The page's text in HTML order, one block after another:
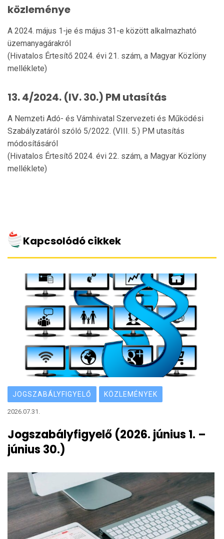
közleménye
A 2024. május 1-je és május 31-e között alkalmazható
üzemanyagárakról
(Hivatalos Értesítő 2024. évi 21. szám, a Magyar Közlöny
melléklete)
13. 4/2024. (IV. 30.) PM utasítás
A Nemzeti Adó- és Vámhivatal Szervezeti és Működési
Szabályzatáról szóló 5/2022. (VIII. 5.) PM utasítás
módosításáról
(Hivatalos Értesítő 2024. évi 22. szám, a Magyar Közlöny
melléklete)
Kapcsolódó cikkek
JOGSZABÁLYFIGYELŐ KÖZLEMÉNYEK
2026.07.31.
Jogszabályfigyelő (2026. június 1. –
június 30.)